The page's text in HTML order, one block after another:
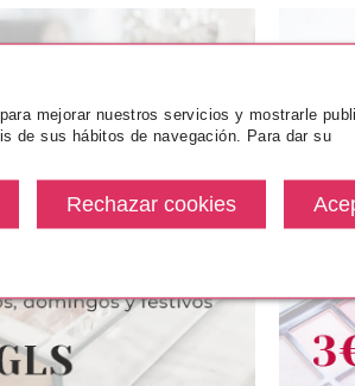
PRET-A-
020 PRÊT-À-PERLÉ
LASHES TO KILL
010 BLACK 10
mejorar nuestros servicios y mostrarle
de sus hábitos de navegación. Para dar su